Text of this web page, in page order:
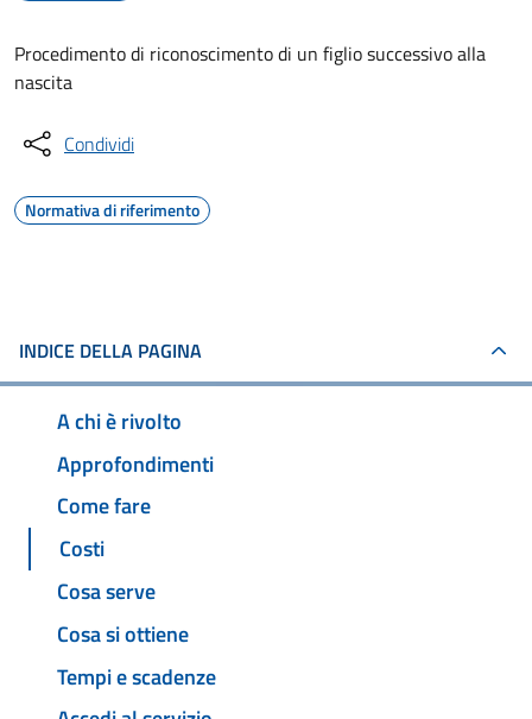
Procedimento di riconoscimento di un figlio successivo alla
nascita
Condividi
Normativa di riferimento
INDICE DELLA PAGINA
A chi è rivolto
Approfondimenti
Come fare
Costi
Cosa serve
Cosa si ottiene
Tempi e scadenze